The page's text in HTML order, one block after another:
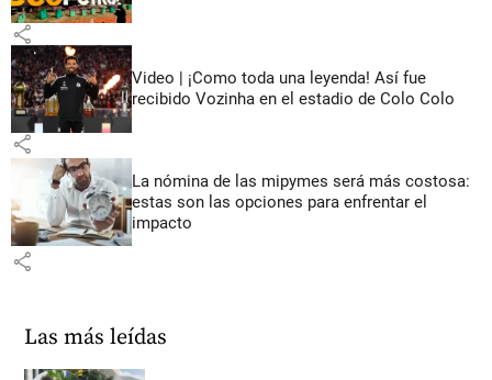
share
Video | ¡Como toda una leyenda! Así fue
recibido Vozinha en el estadio de Colo Colo
share
La nómina de las mipymes será más costosa:
estas son las opciones para enfrentar el
impacto
share
Las más leídas